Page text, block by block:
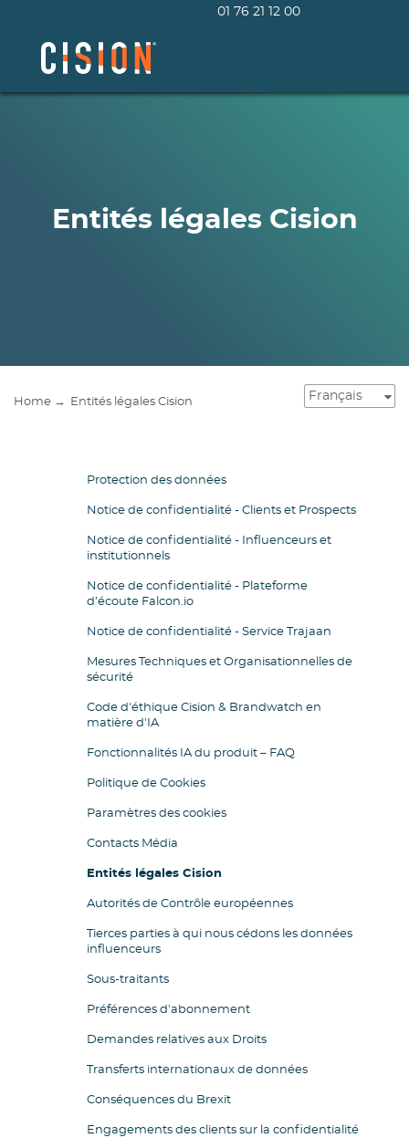
01 76 21 12 00
Entités légales Cision
Home → Entités légales Cision
Protection des données
Notice de confidentialité - Clients et Prospects
Notice de confidentialité - Influenceurs et
institutionnels
Notice de confidentialité - Plateforme
d’écoute Falcon.io
Notice de confidentialité - Service Trajaan
Mesures Techniques et Organisationnelles de
sécurité
Code d'éthique Cision & Brandwatch en
matière d'IA
Fonctionnalités IA du produit – FAQ
Politique de Cookies
Paramètres des cookies
Contacts Média
Entités légales Cision
Autorités de Contrôle européennes
Tierces parties à qui nous cédons les données
influenceurs
Sous-traitants
Préférences d'abonnement
Demandes relatives aux Droits
Transferts internationaux de données
Conséquences du Brexit
Engagements des clients sur la confidentialité